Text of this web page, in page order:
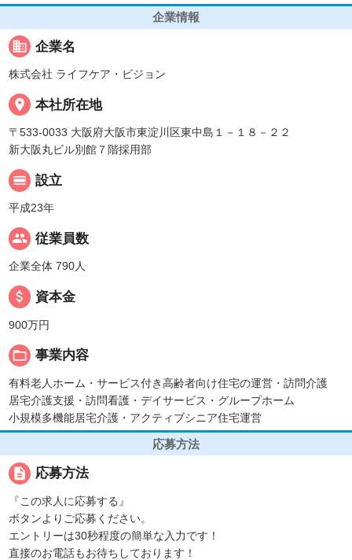
企業情報
business 企業名
株式会社 ライフケア・ビジョン
place 本社所在地
〒533-0033 大阪府大阪市東淀川区東中島１－１８－２２
新大阪丸ビル別館７階採用部
calendar_view_day 設立
平成23年
people 従業員数
企業全体 790人
attach_money 資本金
900万円
folder_open 事業内容
有料老人ホーム・サービス付き高齢者向け住宅の運営・訪問介護
居宅介護支援・訪問看護・デイサービス・グループホーム
小規模多機能居宅介護・アクティブシニア住宅運営
応募方法
description 応募方法
『この求人に応募する』
ボタンよりご応募ください。
エントリーは30秒程度の簡単な入力です！
直接のお電話もお待ちしております！